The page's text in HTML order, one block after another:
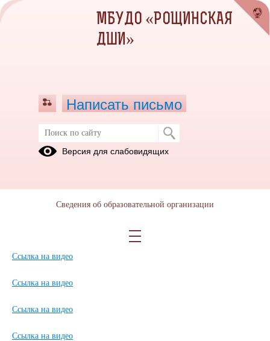
Концерт в детском саду
Ccылка на видео
Ccылка на видео
Ccылка на видео
Ccылка на видео
Ccылка на видео
Ccылка на видео
МБУДО «РОЩИНСКАЯ
ДШИ»
Написать письмо
Версия для слабовидящих
Сведения об образовательной организации